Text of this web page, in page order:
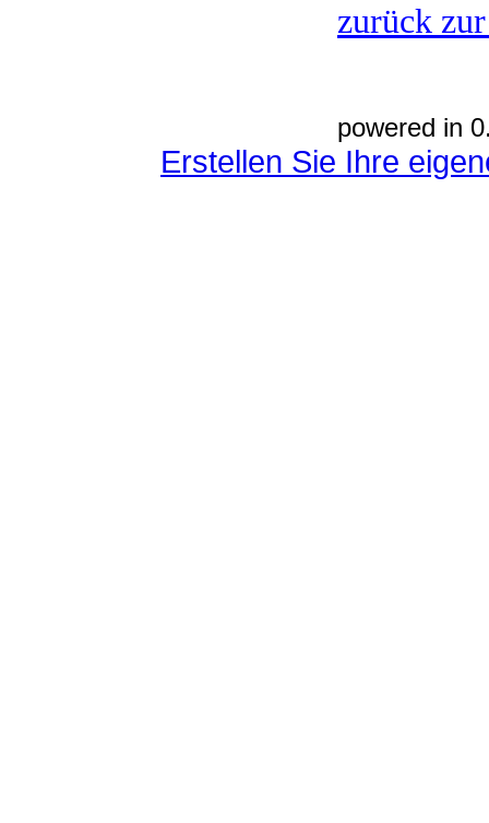
zurück
powered in
Erstellen Sie Ihre